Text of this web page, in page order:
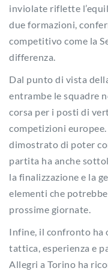
inviolate riflette
due formazioni,
competitivo come la
differenza.
Dal punto di vista
entrambe le squadre
corsa per i posti di
competizioni
dimostrato di poter
partita ha anche
la finalizzazione e la
elementi che
prossime giornate.
Infine, il confronto ha
tattica, esperienza e
Allegri a Torino ha